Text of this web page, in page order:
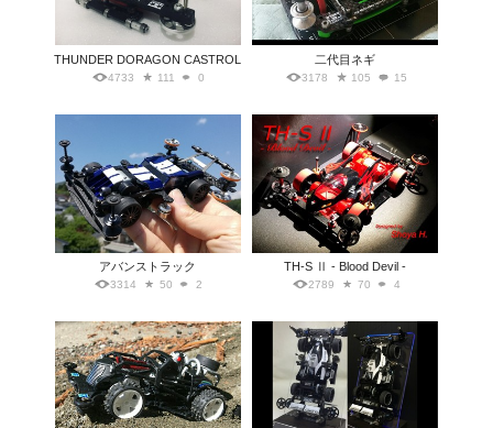
THUNDER DORAGON CASTROL
4733 111 0
二代目ネギ
3178 105 15
アバンストラック
3314 50 2
TH-S Ⅱ - Blood Devil -
2789 70 4